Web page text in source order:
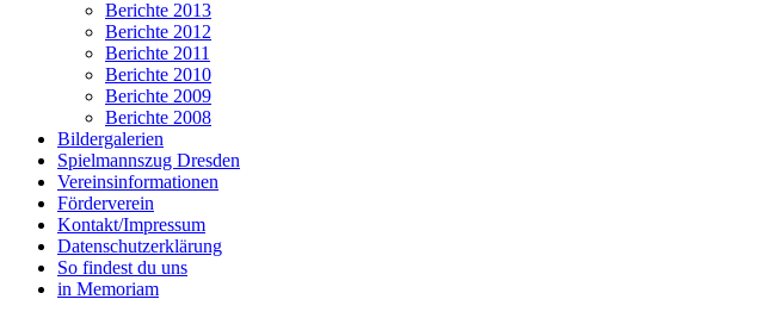
Berichte 2013
Berichte 2012
Berichte 2011
Berichte 2010
Berichte 2009
Berichte 2008
Bildergalerien
Spielmannszug Dresden
Vereinsinformationen
Förderverein
Kontakt/Impressum
Datenschutzerklärung
So findest du uns
in Memoriam